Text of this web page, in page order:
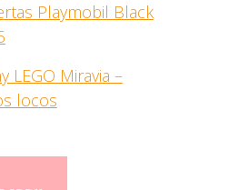
Playmobil Black
LEGO Miravia –
locos